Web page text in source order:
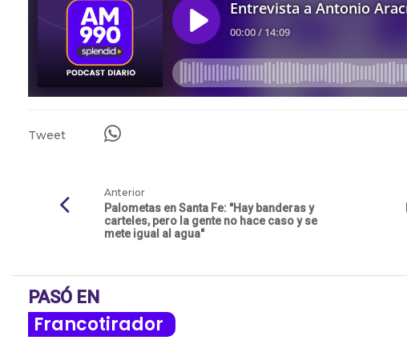
Tweet
Anterior
Palometas en Santa Fe: "Hay banderas y
carteles, pero la gente no hace caso y se
mete igual al agua"
PASÓ EN
Francotirador